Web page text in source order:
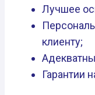
Лучшее
клиенту;
Гарантии